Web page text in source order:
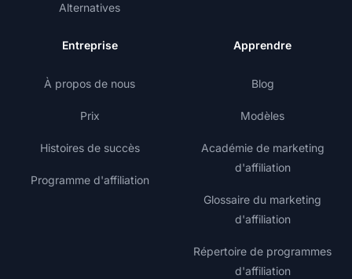
Alternatives
Entreprise
À propos de nous
Prix
Histoires de succès
Programme d'affiliation
Apprendre
Blog
Modèles
Académie de marketing
d'affiliation
Glossaire du marketing
d'affiliation
Répertoire de programmes
d'affiliation